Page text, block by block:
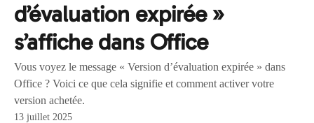
d’évaluation expirée »
s’affiche dans Office
Vous voyez le message « Version d’évaluation expirée » dans
Office ? Voici ce que cela signifie et comment activer votre
version achetée.
13 juillet 2025